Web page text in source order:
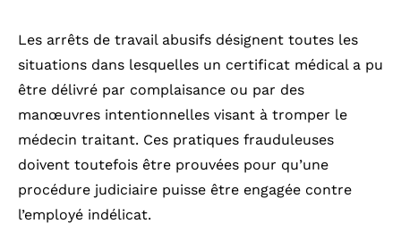
Les arrêts de travail abusifs désignent toutes les
situations dans lesquelles un certificat médical a pu
être délivré par complaisance ou par des
manœuvres intentionnelles visant à tromper le
médecin traitant. Ces pratiques frauduleuses
doivent toutefois être prouvées pour qu’une
procédure judiciaire puisse être engagée contre
l’employé indélicat.